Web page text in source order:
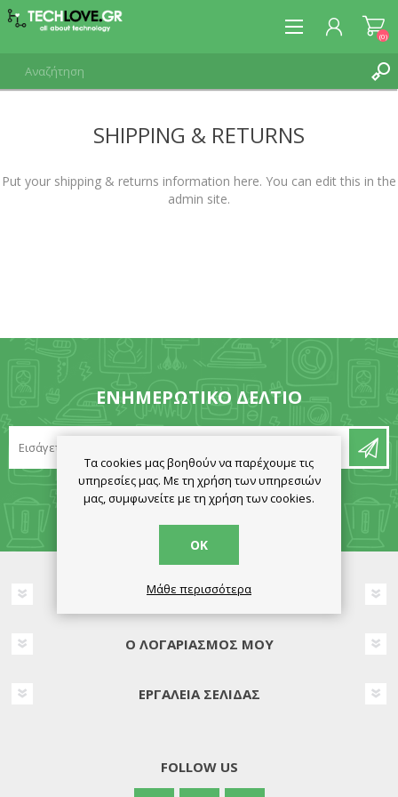
(0)
SHIPPING & RETURNS
Put your shipping & returns information here. You can edit this in the
admin site.
ΕΝΗΜΕΡΩΤΙΚΌ ΔΕΛΤΊΟ
ΠΛΗΡΟΦΟΡΊΕΣ
Ο ΛΟΓΑΡΙΑΣΜΌΣ ΜΟΥ
ΕΡΓΑΛΕΊΑ ΣΕΛΊΔΑΣ
FOLLOW US
Τα cookies μας βοηθούν να παρέχουμε τις
υπηρεσίες μας. Με τη χρήση των υπηρεσιών
μας, συμφωνείτε με τη χρήση των cookies.
ΟΚ
Μάθε περισσότερα